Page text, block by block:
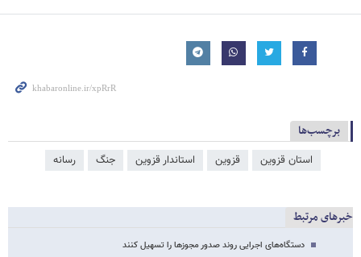
برچسب‌ها
استان قزوین قزوین استاندار قزوین جنگ رسانه
خبرهای مرتبط
دستگاه‌های اجرایی روند صدور مجوزها را تسهیل کنند